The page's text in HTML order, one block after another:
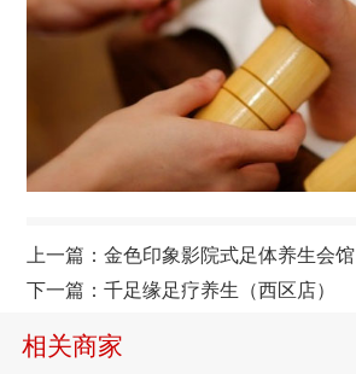
上一篇：金色印象影院式足体养生会馆
下一篇：千足缘足疗养生（西区店）
相关商家